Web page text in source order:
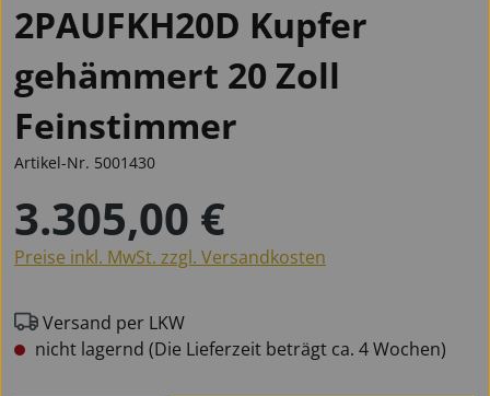
2PAUFKH20D Kupfer
gehämmert 20 Zoll
Feinstimmer
Artikel-Nr. 5001430
Regulärer Preis:
3.305,00 €
Preise inkl. MwSt. zzgl. Versandkosten
Versand per LKW
nicht lagernd (Die Lieferzeit beträgt ca. 4 Wochen)